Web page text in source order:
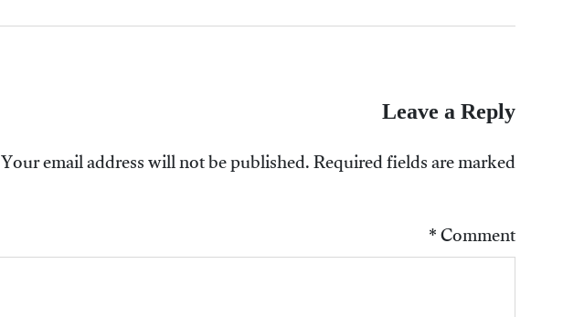
Leave a Reply
Your email address will not be published.Required fields are marked
Comment
*